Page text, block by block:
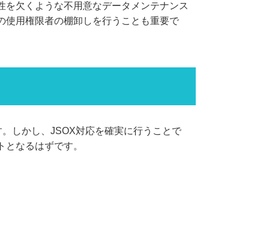
欠くような不用意なデータメンテナンス
使用権限者の棚卸しを行うことも重要で
しかし、JSOX対応を確実に行うことで
なるはずです。